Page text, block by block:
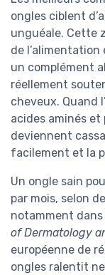
ongles ciblent
unguéale. Cette
de
un complément
réellement
cheveux. Quand
acides aminés
deviennent
facilement et la
Un ongle sain
par mois, selon
notamment dans
of Dermatology
européenne de
ongles ralentit